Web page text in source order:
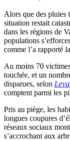
Alors que des pluies
situation restait
dans les régions de
populations
comme l’a rapporté
Au moins 70
touchée, et un
disparues, selon
comptent parmi les
Pris au piège, les
longues coupures
réseaux sociaux
s’accrochant aux